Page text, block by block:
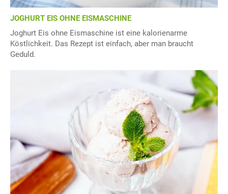
JOGHURT EIS OHNE EISMASCHINE
Joghurt Eis ohne Eismaschine ist eine kalorienarme
Köstlichkeit. Das Rezept ist einfach, aber man braucht
Geduld.